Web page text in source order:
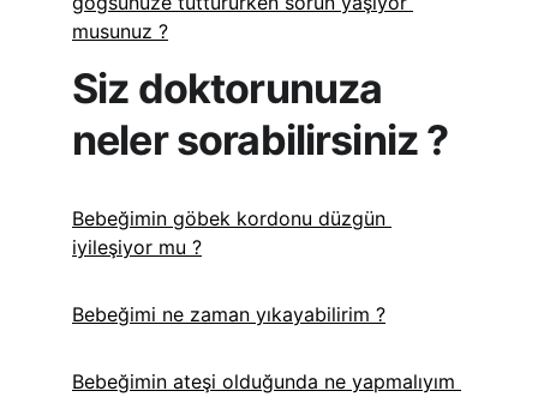
musunuz ?
Siz doktorunuza
neler sorabilirsiniz ?
Bebeğimin göbek kordonu düzgün
iyileşiyor mu ?
Bebeğimi ne zaman yıkayabilirim ?
Bebeğimin ateşi olduğunda ne yapmalıyım